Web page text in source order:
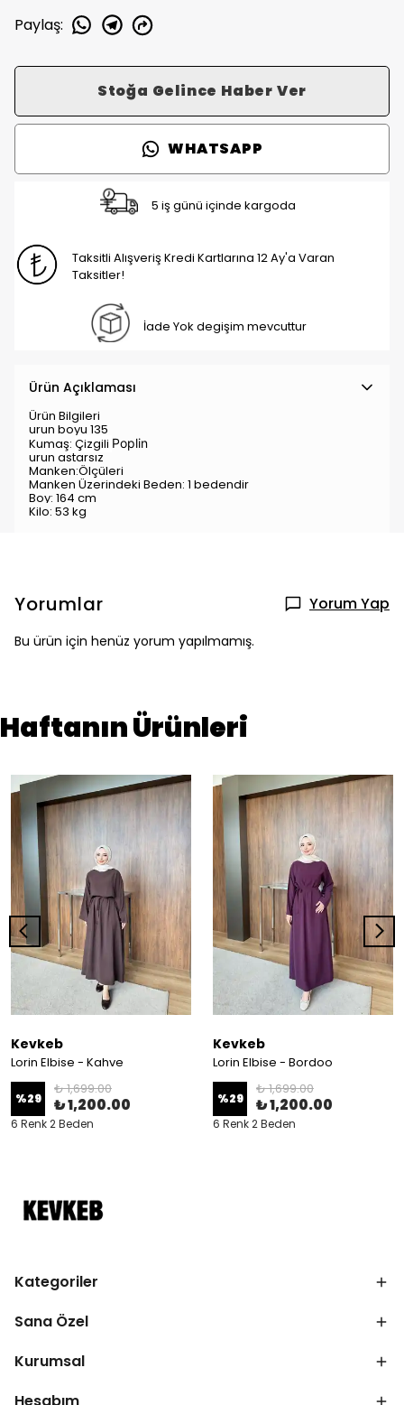
Paylaş:
Stoğa Gelince Haber Ver
WHATSAPP
5 iş günü içinde kargoda
Taksitli Alışveriş Kredi Kartlarına 12 Ay'a Varan
Taksitler!
İade Yok degişim mevcuttur
Ürün Açıklaması
Ürün Bilgileri
urun boyu 135
Kumaş: Çizgili Poplin
urun astarsız
Manken:Ölçüleri
Manken Üzerindeki Beden: 1 bedendir
Boy: 164 cm
Kilo: 53 kg
Yorumlar Yorum Yap
Bu ürün için henüz yorum yapılmamış.
Haftanın Ürünleri
Kevkeb
Lorin Elbise - Kahve
%29
₺ 1,699.00
₺ 1,200.00
6 Renk 2 Beden
Kevkeb
Lorin Elbise - Bordoo
%29
₺ 1,699.00
₺ 1,200.00
6 Renk 2 Beden
Kategoriler
Sana Özel
Kurumsal